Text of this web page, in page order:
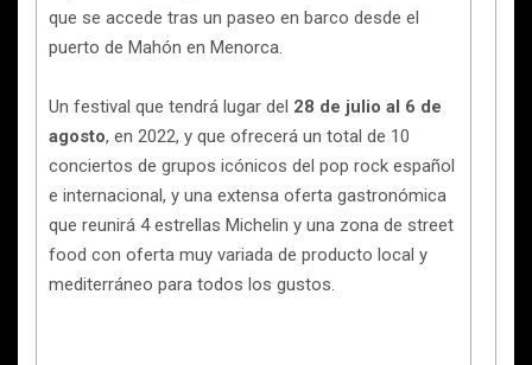
que se accede tras un paseo en barco desde el
puerto de Mahón en Menorca.
Un festival que tendrá lugar del 28 de julio al 6 de
agosto, en 2022, y que ofrecerá un total de 10
conciertos de grupos icónicos del pop rock español
e internacional, y una extensa oferta gastronómica
que reunirá 4 estrellas Michelin y una zona de street
food con oferta muy variada de producto local y
mediterráneo para todos los gustos.